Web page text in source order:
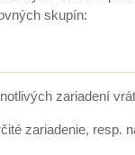
skupín:
zariadení
zariadenie, resp.